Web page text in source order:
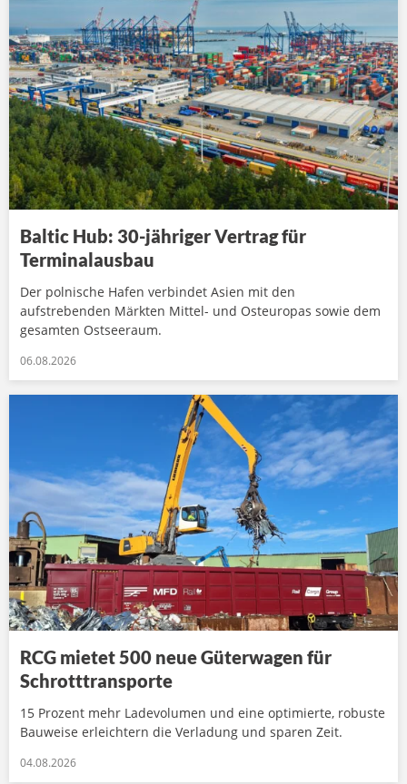
Baltic Hub: 30-jähriger Vertrag für
Terminalausbau
Der polnische Hafen verbindet Asien mit den
aufstrebenden Märkten Mittel- und Osteuropas sowie dem
gesamten Ostseeraum.
06.08.2026
RCG mietet 500 neue Güterwagen für
Schrotttransporte
15 Prozent mehr Ladevolumen und eine optimierte, robuste
Bauweise erleichtern die Verladung und sparen Zeit.
04.08.2026